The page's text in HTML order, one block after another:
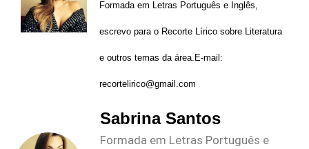
Formada em Letras Português e Inglês,
escrevo para o Recorte Lírico sobre Literatura
e outros temas da área.E-mail:
recortelirico@gmail.com
Sabrina Santos
Formada em Letras Português e